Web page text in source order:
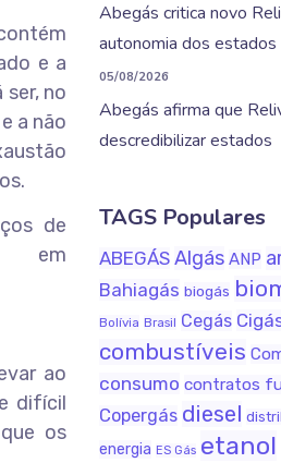
e a
no
a não
de
ao
difícil
os
Abegás critica novo
autonomia dos estados
05/08/2026
Abegás afirma que
descredibilizar estados
TAGS Populares
ABEGÁS Algás ANP
Bahiagás biogás
Bolívia Brasil Cegás
combustíveis
consumo contratos
Copergás diesel
energia ES Gás etanol